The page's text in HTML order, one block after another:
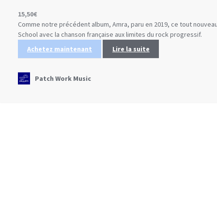
15,50€
Comme notre précédent album, Amra, paru en 2019, ce tout
School avec la chanson française aux limites du rock progressif.
Achetez maintenant
Lire la suite
Patch Work Music